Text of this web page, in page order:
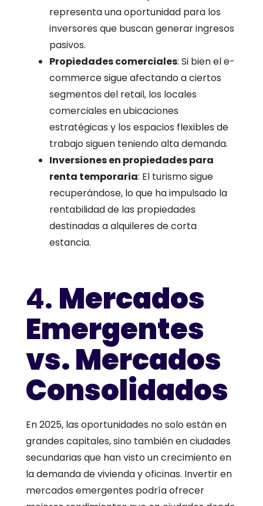
representa una oportunidad para los
inversores que buscan generar ingresos
pasivos.
Propiedades comerciales: Si bien el e-
commerce sigue afectando a ciertos
segmentos del retail, los locales
comerciales en ubicaciones
estratégicas y los espacios flexibles de
trabajo siguen teniendo alta demanda.
Inversiones en propiedades para
renta temporaria: El turismo sigue
recuperándose, lo que ha impulsado la
rentabilidad de las propiedades
destinadas a alquileres de corta
estancia.
4. Mercados
Emergentes
vs. Mercados
Consolidados
En 2025, las oportunidades no solo están en
grandes capitales, sino también en ciudades
secundarias que han visto un crecimiento en
la demanda de vivienda y oficinas. Invertir en
mercados emergentes podría ofrecer